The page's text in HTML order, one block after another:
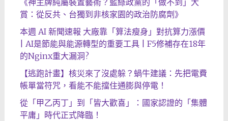
《神主牌純屬裝置藝術？藍綠政黨的「做不到」大
賞：從反共、台獨到非核家園的政治防腐劑》
本週 AI 新聞速報 大廠靠「算法瘦身」對抗算力漲價
| AI是節能與能源轉型的重要工具 | F5修補存在18年
的Nginx重大漏洞?
【逃跑計畫】核災來了沒處躲？蝸牛建議：先把電費
帳單當符咒，看能不能擋住通膨與停電！
從「甲乙丙丁」到「皆大歡喜」：國家認證的「集體
平庸」時代正式降臨！